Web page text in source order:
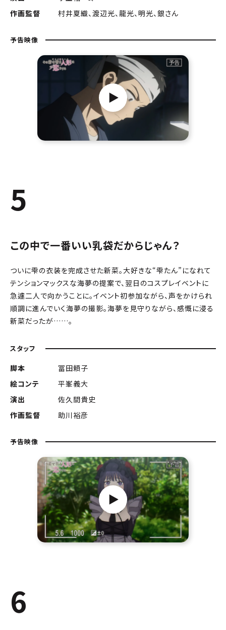
作画監督
村井夏織、渡辺光、龍光、明光、銀さん
予告映像
5
この中で一番いい乳袋だからじゃん？
ついに雫の衣装を完成させた新菜。大好きな“雫たん”になれて
テンションマックスな海夢の提案で、翌日のコスプレイベントに
急遽二人で向かうことに。イベント初参加ながら、声をかけられ
順調に進んでいく海夢の撮影。海夢を見守りながら、感慨に浸る
新菜だったが……。
スタッフ
脚本
冨田頼子
絵コンテ
平峯義大
演出
佐久間貴史
作画監督
助川裕彦
予告映像
6